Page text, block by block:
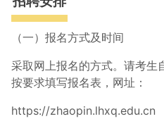
（一）报名方式及时间
采取网上报名的方式。请考生
按要求填写报名表，网址：
https://zhaopin.lhxq.edu.cn